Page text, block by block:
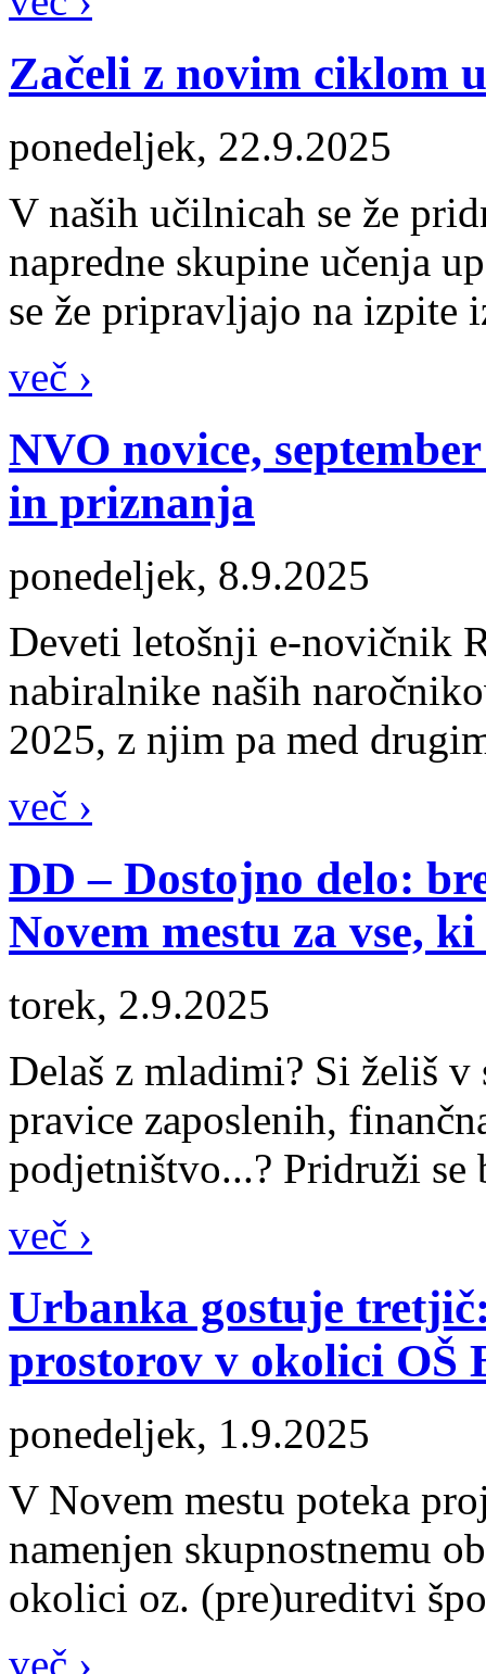
Začeli z novim ciklom
ponedeljek, 22.9.2025
V naših učilnicah se že
napredne skupine učenja
se že pripravljajo na izpite
več ›
NVO novice,
in priznanja
ponedeljek, 8.9.2025
Deveti letošnji e-novičnik
nabiralnike naših
2025, z njim pa med
več ›
DD – Dostojno delo:
Novem mestu za vse,
torek, 2.9.2025
Delaš z mladimi? Si želiš
pravice zaposlenih,
podjetništvo...? Pridruži se
več ›
Urbanka gostuje
prostorov v okolici OŠ
ponedeljek, 1.9.2025
V Novem mestu poteka
namenjen skupnostnemu
okolici oz. (pre)ureditvi
več ›